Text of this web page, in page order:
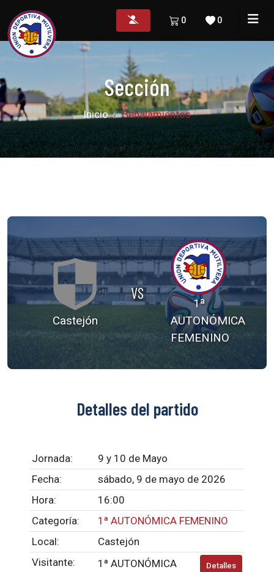
0
0
Sección
Inicio Señalamientos
Castejón
VS
1ª
AUTONÓMICA
FEMENINO
Detalles del partido
Jornada:
9 y 10 de Mayo
Fecha:
sábado, 9 de mayo de 2026
Hora:
16:00
Categoría:
1ª AUTONÓMICA FEMENINO
Local:
Castejón
Visitante:
1ª AUTONÓMICA
Detalles